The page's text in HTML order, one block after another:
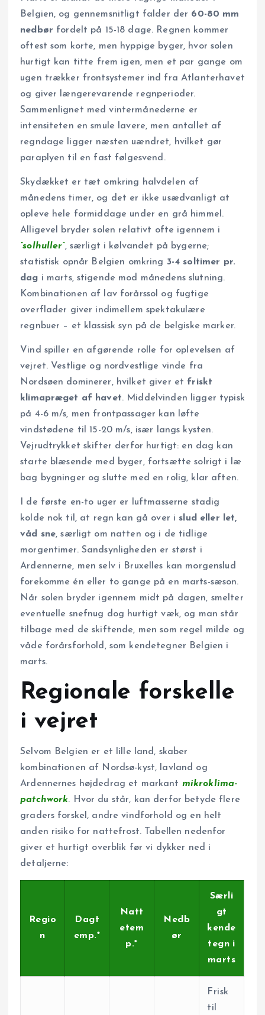
Belgien, og gennemsnitligt falder der 60-80 mm
nedbør fordelt på 15-18 dage. Regnen kommer
oftest som korte, men hyppige byger, hvor solen
hurtigt kan titte frem igen, men et par gange om
ugen trækker frontsystemer ind fra Atlanterhavet
og giver længerevarende regnperioder.
Sammenlignet med vintermånederne er
intensiteten en smule lavere, men antallet af
regndage ligger næsten uændret, hvilket gør
paraplyen til en fast følgesvend.
Skydækket er tæt omkring halvdelen af
månedens timer, og det er ikke usædvanligt at
opleve hele formiddage under en grå himmel.
Alligevel bryder solen relativt ofte igennem i
“solhuller”, særligt i kølvandet på bygerne;
statistisk opnår Belgien omkring 3-4 soltimer pr.
dag i marts, stigende mod månedens slutning.
Kombinationen af lav forårs­sol og fugtige
overflader giver indimellem spektakulære
regnbuer – et klassisk syn på de belgiske marker.
Vind spiller en afgørende rolle for oplevelsen af
vejret. Vestlige og nordvestlige vinde fra
Nordsøen dominerer, hvilket giver et friskt
klimapræget af havet. Middelvinden ligger typisk
på 4-6 m/s, men frontpassager kan løfte
vindstødene til 15-20 m/s, især langs kysten.
Vejrudtrykket skifter derfor hurtigt: en dag kan
starte blæsende med byger, fortsætte solrigt i læ
bag bygninger og slutte med en rolig, klar aften.
I de første en-to uger er luftmasserne stadig
kolde nok til, at regn kan gå over i slud eller let,
våd sne, særligt om natten og i de tidlige
morgentimer. Sandsynligheden er størst i
Ardennerne, men selv i Bruxelles kan morgenslud
forekomme én eller to gange på en marts-sæson.
Når solen bryder igennem midt på dagen, smelter
eventuelle snefnug dog hurtigt væk, og man står
tilbage med de skiftende, men som regel milde og
våde forårsforhold, som kendetegner Belgien i
marts.
Regionale forskelle
i vejret
Selvom Belgien er et lille land, skaber
kombinationen af Nordsø-kyst, lavland og
Ardennernes højdedrag et markant mikroklima-
patchwork. Hvor du står, kan derfor betyde flere
graders forskel, andre vindforhold og en helt
anden risiko for nattefrost. Tabellen nedenfor
giver et hurtigt overblik før vi dykker ned i
detaljerne:
Regio
n
Dagt
emp.*
Natt
etem
p.*
Nedb
ør
Særli
gt
kende
tegn i
marts
Frisk
til